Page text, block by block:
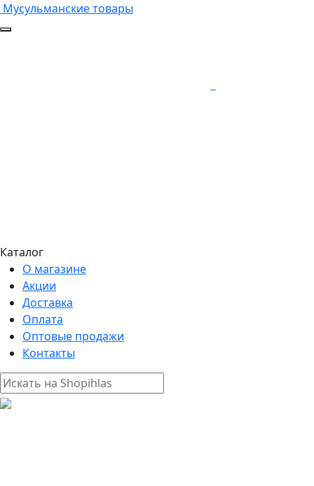
Мусульманские товары
Каталог
О магазине
Акции
Доставка
Оплата
Оптовые продажи
Контакты